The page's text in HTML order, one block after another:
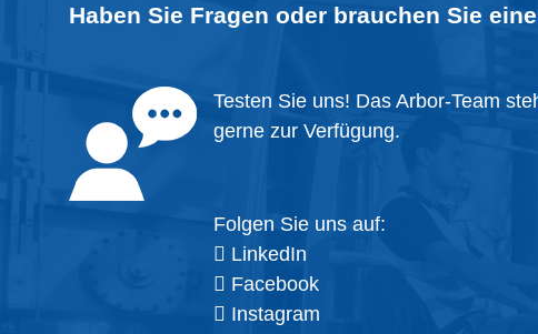
Haben Sie Fragen oder brauchen Sie eine
Testen Sie uns! Das Arbor-Team
gerne zur Verfügung.
Folgen Sie uns auf:
LinkedIn
Facebook
Instagram